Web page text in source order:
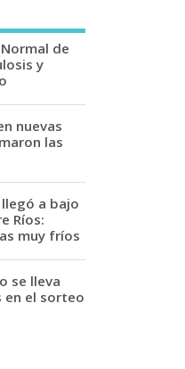
de
y
nuevas
las
a bajo
Ríos:
muy fríos
se lleva
en el sorteo